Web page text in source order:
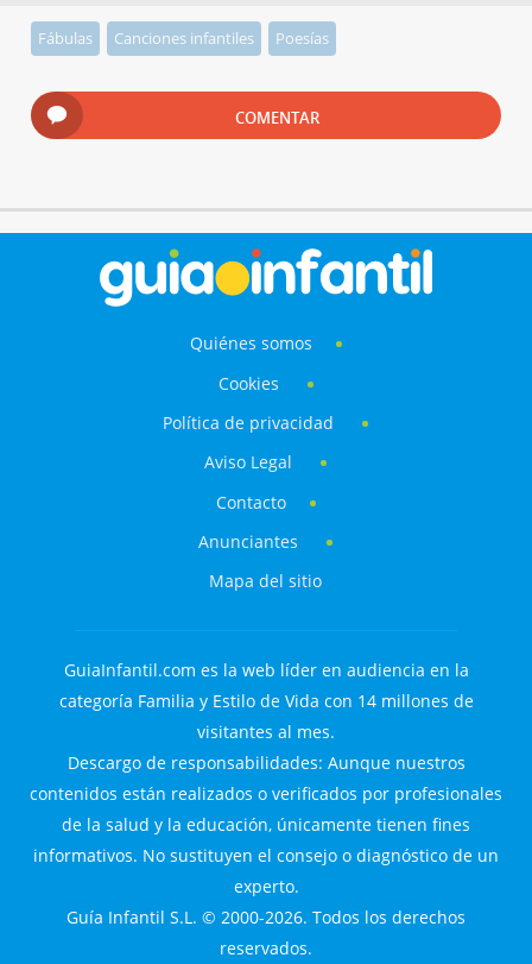
Fábulas Canciones infantiles Poesías
COMENTAR
Quiénes somos
Cookies
Política de privacidad
Aviso Legal
Contacto
Anunciantes
Mapa del sitio
GuiaInfantil.com es la web líder en audiencia en la
categoría Familia y Estilo de Vida con 14 millones de
visitantes al mes.
Descargo de responsabilidades: Aunque nuestros
contenidos están realizados o verificados por profesionales
de la salud y la educación, únicamente tienen fines
informativos. No sustituyen el consejo o diagnóstico de un
experto.
Guía Infantil S.L. © 2000-2026. Todos los derechos
reservados.